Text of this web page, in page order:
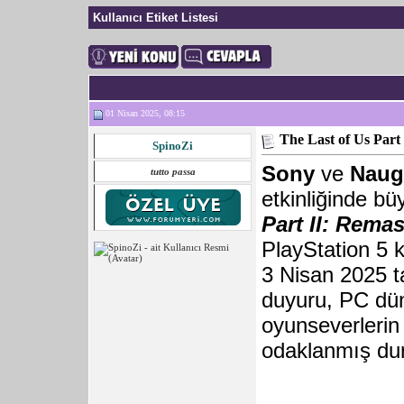
Kullanıcı Etiket Listesi
01 Nisan 2025, 08:15
SpinoZi
tutto passa
The Last of Us Part
Sony ve
etkinliğinde
Part II:
PlayStation 5
3 Nisan 2025
duyuru, PC
odaklanmış